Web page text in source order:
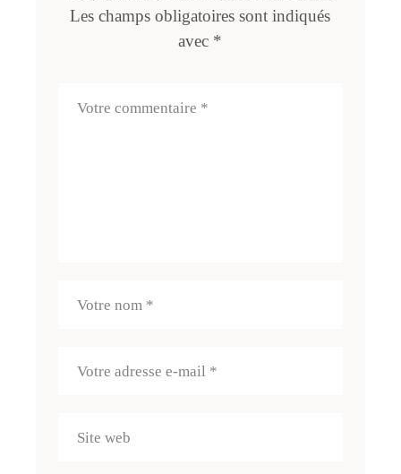
Les champs obligatoires sont indiqués
avec *